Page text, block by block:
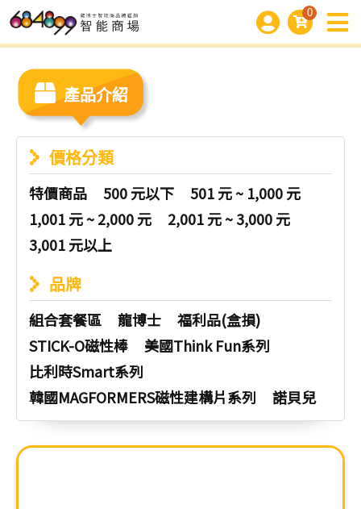
0
產品介紹
價格分類
特價商品 500 元以下
501 元 ~ 1,000 元
1,001 元 ~ 2,000 元
2,001 元 ~ 3,000 元
3,001 元以上
品牌
組合套餐區 龍博士
福利品(盒損)
STICK-O磁性棒
美國Think Fun系列
比利時Smart系列
韓國MAGFORMERS磁性建構片系列
諾貝兒